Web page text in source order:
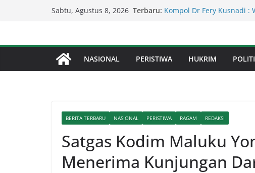
Sabtu, Agustus 8, 2026 Terbaru: Penegakan Hukum
Percepat Penanganan
SDABMBK Perkuat
NASIONAL PERISTIWA HUKRIM
BERITA TERBARU NASIONAL PERISTIWA RAGAM REDAKSI
Satgas Kodim Maluku
Menerima Kunjungan